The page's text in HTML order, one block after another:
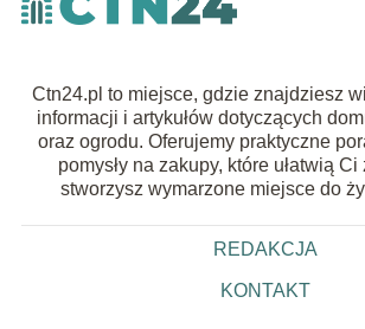
Ctn24.pl to miejsce, gdzie znajdziesz
informacji i artykułów dotyczących
oraz ogrodu. Oferujemy praktyczne
pomysły na zakupy, które ułatwią
stworzysz wymarzone miejsce do
REDAKCJA
KONTAKT